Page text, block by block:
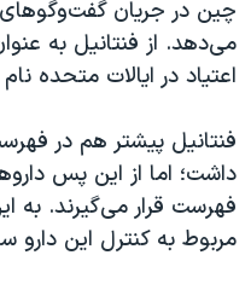
قانون شفافیت دارائی کادر
اعتراضات مردمی آبان ۹۸
نرگس محمدی برنده جایزه
همایش محافظه‌کاران
صفحه‌های ویژه
چین در جریان
می‌دهد. از فنتانیل به
اعتیاد در ایالات متحده
فنتانیل پیشتر هم در
داشت؛ اما از این پس
فهرست قرار می‌گیرند. به
مربوط به کنترل این